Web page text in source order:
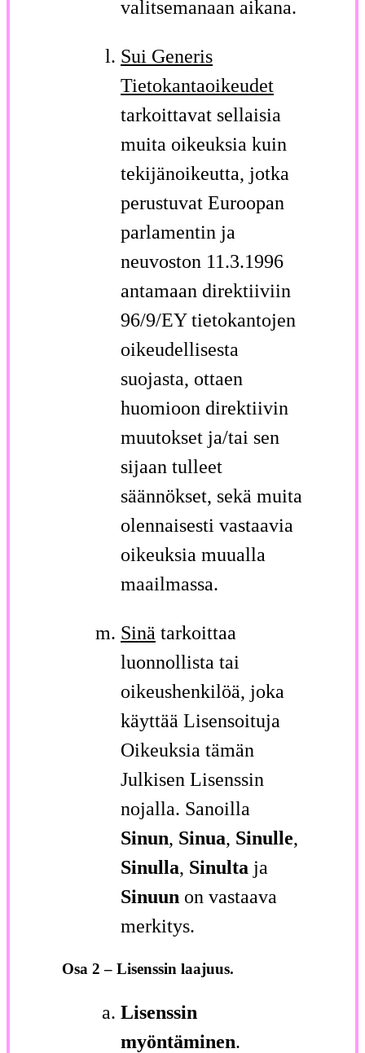
valitsemanaan aikana.
Sui Generis
Tietokantaoikeudet
tarkoittavat sellaisia
muita oikeuksia kuin
tekijänoikeutta, jotka
perustuvat Euroopan
parlamentin ja
neuvoston 11.3.1996
antamaan direktiiviin
96/9/EY tietokantojen
oikeudellisesta
suojasta, ottaen
huomioon direktiivin
muutokset ja/tai sen
sijaan tulleet
säännökset, sekä muita
olennaisesti vastaavia
oikeuksia muualla
maailmassa.
Sinä tarkoittaa
luonnollista tai
oikeushenkilöä, joka
käyttää Lisensoituja
Oikeuksia tämän
Julkisen Lisenssin
nojalla. Sanoilla
Sinun, Sinua, Sinulle,
Sinulla, Sinulta ja
Sinuun on vastaava
merkitys.
Osa 2 – Lisenssin laajuus.
Lisenssin
myöntäminen.